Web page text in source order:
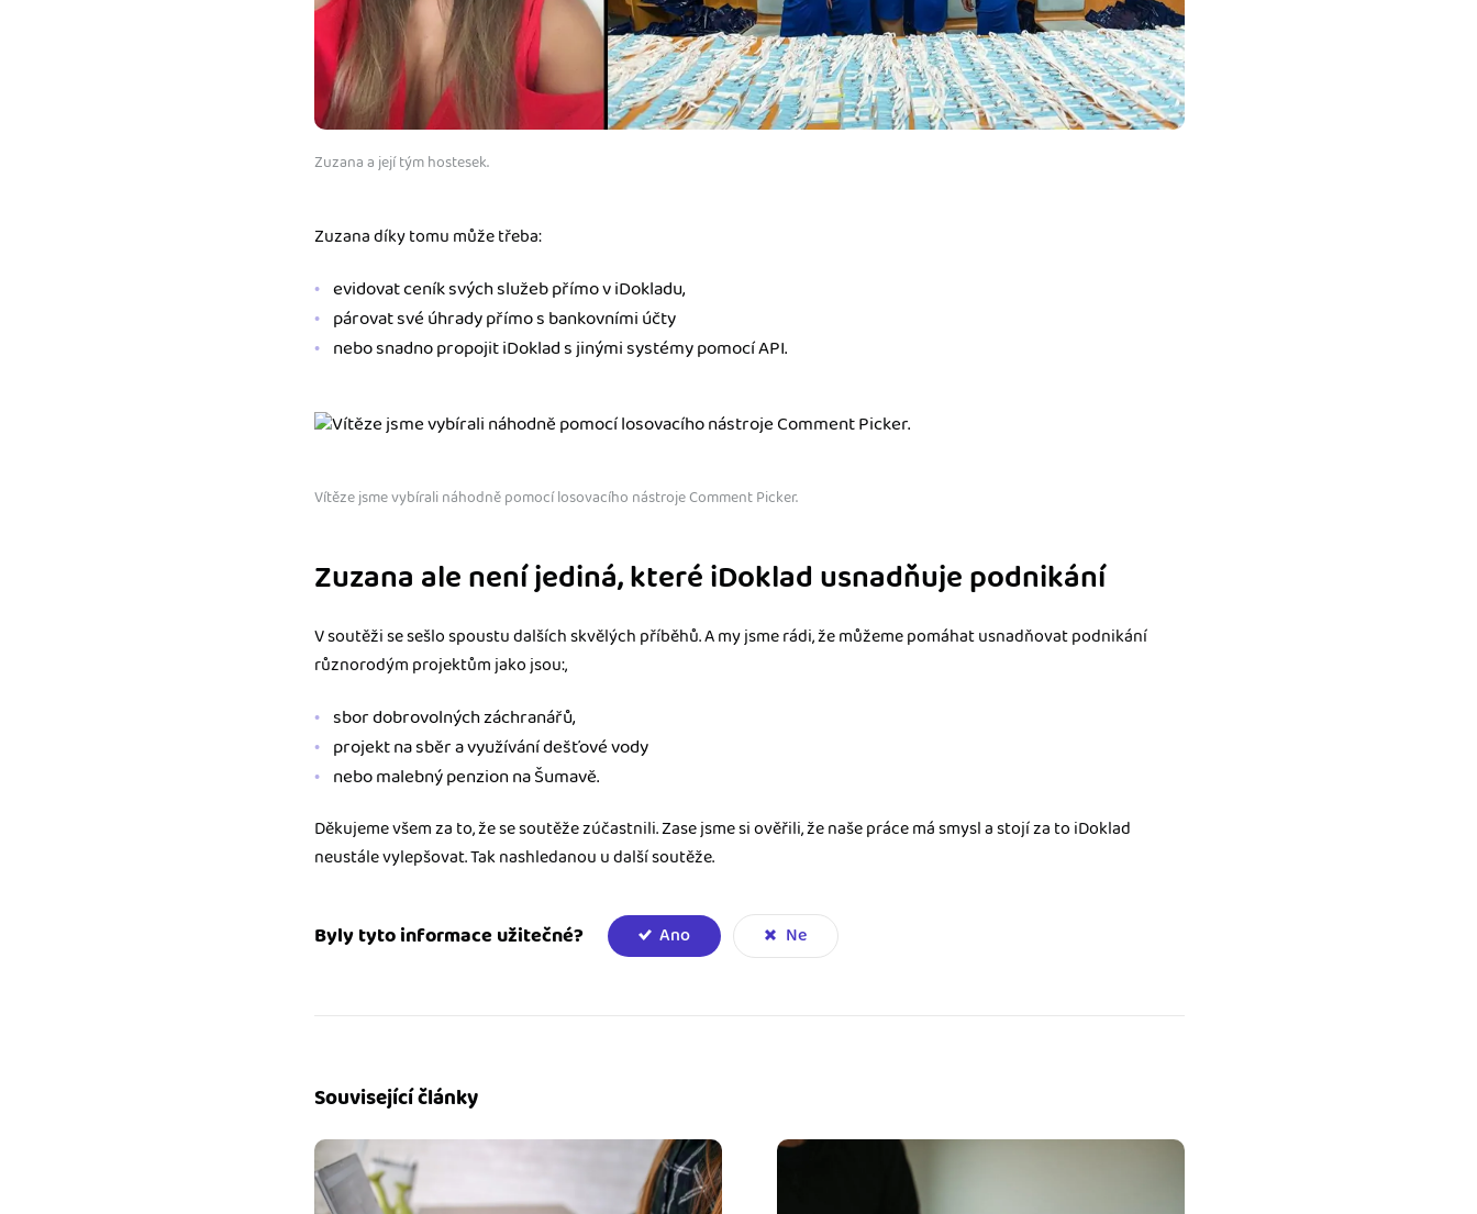
Zuzana a její tým hostesek.
Zuzana díky tomu může třeba:
evidovat ceník svých služeb přímo v iDokladu,
párovat své úhrady přímo s bankovními účty
nebo snadno propojit iDoklad s jinými systémy pomocí API.
Vítěze jsme vybírali náhodně pomocí losovacího nástroje Comment Picker.
Zuzana ale není jediná, které iDoklad usnadňuje podnikání
V soutěži se sešlo spoustu dalších skvělých příběhů. A my jsme rádi, že můžeme pomáhat usnadňovat podnikání
různorodým projektům jako jsou:,
sbor dobrovolných záchranářů,
projekt na sběr a využívání dešťové vody
nebo malebný penzion na Šumavě.
Děkujeme všem za to, že se soutěže zúčastnili. Zase jsme si ověřili, že naše práce má smysl a stojí za to iDoklad
neustále vylepšovat. Tak nashledanou u další soutěže.
Byly tyto informace užitečné? Ano Ne
Související články